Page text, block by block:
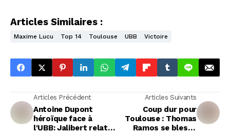
Articles Similaires :
Maxime Lucu Top 14 Toulouse UBB Victoire
Articles Précédent
Antoine Dupont
héroïque face à
l'UBB: Jalibert relate
Articles Suivants
Coup dur pour
Toulouse : Thomas
Ramos se blesse